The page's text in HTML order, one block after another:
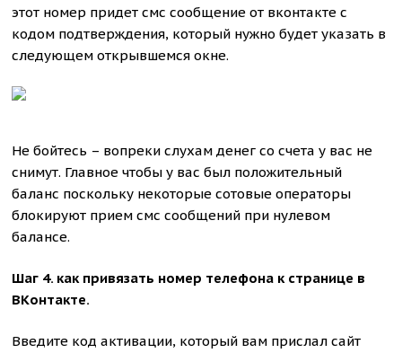
этот номер придет смс сообщение от вконтакте с
кодом подтверждения, который нужно будет указать в
следующем открывшемся окне.
Не бойтесь – вопреки слухам денег со счета у вас не
снимут. Главное чтобы у вас был положительный
баланс поскольку некоторые сотовые операторы
блокируют прием смс сообщений при нулевом
балансе.
Шаг 4. как привязать номер телефона к странице в
ВКонтакте.
Введите код активации, который вам прислал сайт